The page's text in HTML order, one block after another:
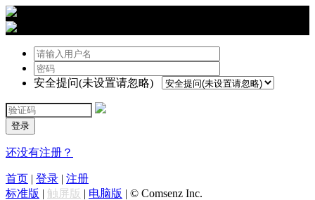
安全提问(未设置请忽略)
登录
还没有注册？
首页 | 登录 | 注册
标准版 | 触屏版 | 电脑版 | © Comsenz Inc.